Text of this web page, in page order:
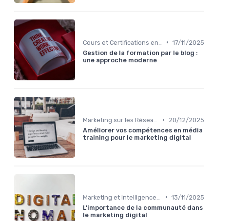
• 17/11/2025
Gestion de la formation par le blog :
une approche moderne
•
20/12/2025
Améliorer vos compétences en média
training pour le marketing digital
• 13/11/2025
L'importance de la communauté dans
le marketing digital